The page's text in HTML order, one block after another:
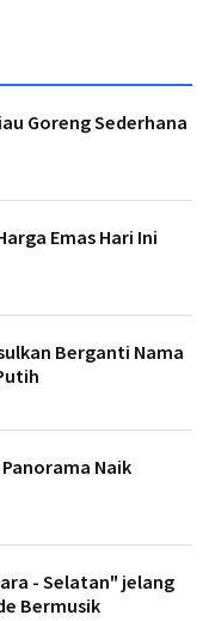
Goreng Sederhana
Emas Hari Ini
Berganti Nama
Naik
- Selatan" jelang
Bermusik